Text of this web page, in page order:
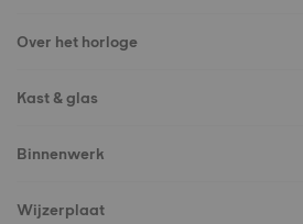
Over het horloge
Kast & glas
Binnenwerk
Wijzerplaat